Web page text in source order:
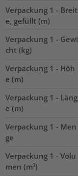
Verpackung 1 - Breit
e, gefüllt (m)
Verpackung 1 - Gewi
cht (kg)
Verpackung 1 - Höh
e (m)
Verpackung 1 - Läng
e (m)
Verpackung 1 - Men
ge
Verpackung 1 - Volu
men (m³)